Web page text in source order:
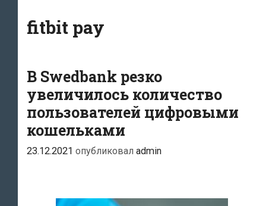
fitbit pay
В Swedbank резко
увеличилось количество
пользователей цифровыми
кошельками
23.12.2021 опубликовал admin